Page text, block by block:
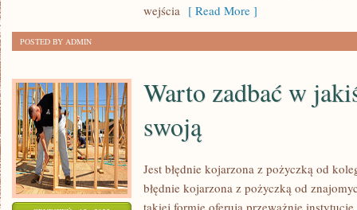
wejścia [ Read More ]
POSTED BY ADMIN
Warto zadbać w
swoją
Jest błędnie kojarzona z pożyczką od
błędnie kojarzona z pożyczką od
takiej formie oferują przeważnie